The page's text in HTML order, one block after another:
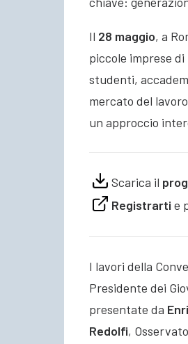
Il 28 maggio, a
piccole imprese
studenti,
mercato del
un approccio
Scarica il
Registrarti e
I lavori della
Presidente dei
presentate da
Redolfi,